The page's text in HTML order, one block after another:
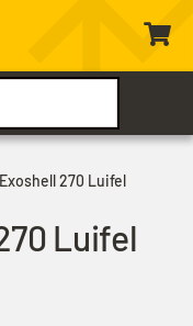

270 Luifel
Luifel